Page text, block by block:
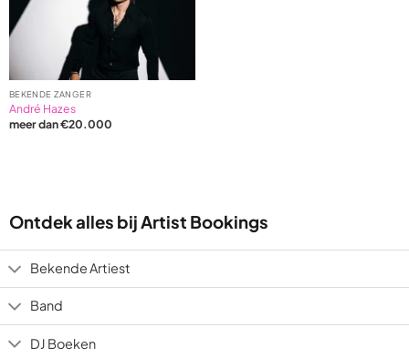
BEKENDE ZANGER
André Hazes
meer dan €20.000
Ontdek alles bij Artist Bookings
Bekende Artiest
Band
DJ Boeken